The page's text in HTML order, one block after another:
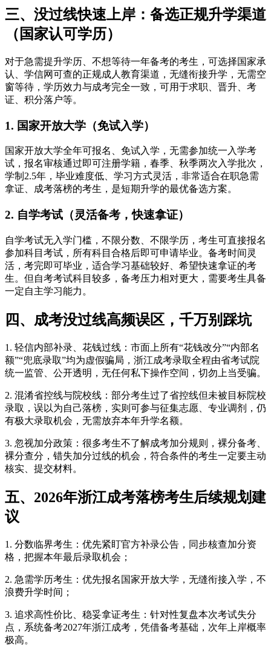
三、没过线快速上岸：备选正规升学渠道
（国家认可学历）
对于急需提升学历、不想等待一年备考的考生，可选择国家承
认、学信网可查的正规成人教育渠道，无缝衔接升学，无需空
窗等待，学历效力与成考完全一致，可用于求职、晋升、考
证、积分落户等。
1. 国家开放大学（免试入学）
国家开放大学全年可报名、免试入学，无需参加统一入学考
试，报名审核通过即可注册学籍，春季、秋季两次入学批次，
学制2.5年，毕业难度低、学习方式灵活，非常适合在职急需
拿证、成考落榜的考生，是短期升学的最优备选方案。
2. 自学考试（灵活备考，快速拿证）
自学考试无入学门槛，不限分数、不限学历，考生可直接报名
参加科目考试，所有科目合格后即可申请毕业。备考时间灵
活，考完即可毕业，适合学习基础较好、希望快速拿证的考
生。但自考考试科目较多，备考压力相对更大，需要考生具备
一定自主学习能力。
四、成考没过线高频误区，千万别踩坑
1. 轻信内部补录、花钱过线：市面上所有“花钱改分”“内部名
额”“兜底录取”均为虚假骗局，浙江成考录取全程由省考试院
统一监管、公开透明，无任何私下操作空间，切勿上当受骗。
2. 混淆省控线与院校线：部分考生过了省控线但未被目标院校
录取，误以为自己落榜，实则可参与征集志愿、专业调剂，仍
有极大录取机会，无需放弃本年升学名额。
3. 忽视加分政策：很多考生不了解成考加分规则，裸分备考、
裸分查分，错失加分过线的机会，符合条件的考生一定要主动
核实、提交材料。
五、2026年浙江成考落榜考生后续规划建
议
1. 分数临界考生：优先紧盯官方补录公告，同步核查加分资
格，把握本年最后录取机会；
2. 急需学历考生：优先报名国家开放大学，无缝衔接入学，不
浪费升学时间；
3. 追求高性价比、稳妥拿证考生：针对性复盘本次考试失分
点，系统备考2027年浙江成考，凭借备考基础，次年上岸概率
极高。